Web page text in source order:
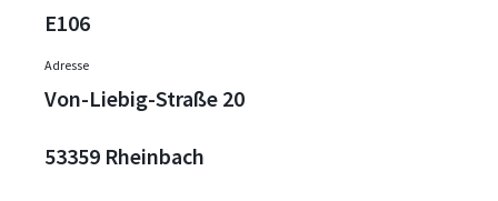
E106
Adresse
Von-Liebig-Straße 20
53359 Rheinbach